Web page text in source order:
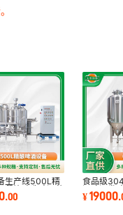
生产线500L精
餐饮酿造酿酒蒸
钢
.00
食品级
酒啤酒发
存罐立式发
¥19000.